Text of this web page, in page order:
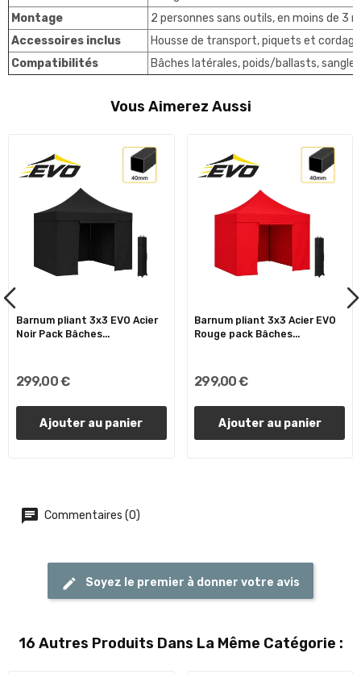
Montage
2 personnes sans outils, en moins de 3
Accessoires inclus
Housse de transport, piquets et
Compatibilités
Bâches latérales, poids/ballasts,
Vous Aimerez Aussi
Barnum pliant 3x3 EVO Acier
Noir Pack Bâches...
299,00 €
Ajouter au panier
Barnum pliant 3x3 Acier EVO
Rouge pack Bâches...
299,00 €
Ajouter au panier
Commentaires (0)
Soyez le premier à donner votre avis
16 Autres Produits Dans La Même Catégorie :